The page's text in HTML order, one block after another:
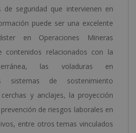
de seguridad que intervienen en
puede ser una excelente
en Operaciones Mineras
contenidos relacionados con la
las voladuras en
sistemas de sostenimiento
y anclajes, la proyección
de riesgos laborales en
entre otros temas vinculados